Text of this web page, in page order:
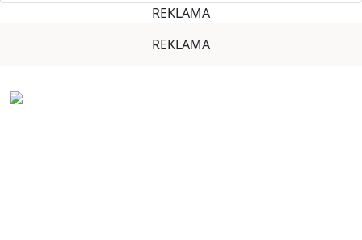
REKLAMA
REKLAMA